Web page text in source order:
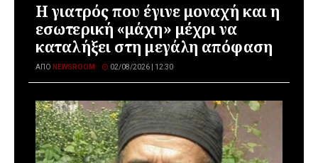
Η γιατρός που έγινε μοναχή και η
εσωτερική «μάχη» μέχρι να
καταλήξει στη μεγάλη απόφαση
ΑΠΌ NEWSROOM 02/08/2026 | 12:30